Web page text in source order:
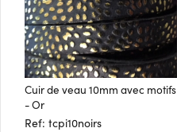
Cuir de veau 10mm avec motifs
- Or
Ref: tcpi10noirs